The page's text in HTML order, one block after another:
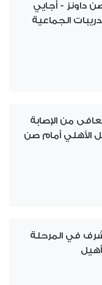
داونز - أجايي
الجماعية
من الإصابة
الأهلي أمام صن
في المرحلة